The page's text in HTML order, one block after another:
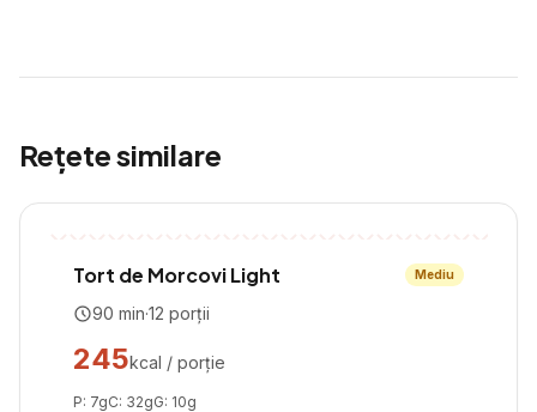
Rețete similare
Tort de Morcovi Light Mediu
90 min·12 porții
245kcal / porție
P: 7gC: 32gG: 10g